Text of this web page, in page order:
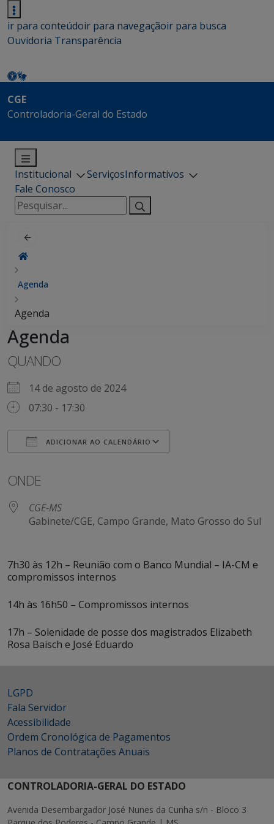
ir para conteúdoir para navegaçãoir para busca
Ouvidoria Transparência
CGE
Controladoria-Geral do Estado
Institucional ServiçosInformativos
Fale Conosco
Pesquisar
por:
Agenda
Agenda
Agenda
QUANDO
14 de agosto de 2024
07:30 - 17:30
ADICIONAR AO CALENDÁRIO
ONDE
CGE-MS
Gabinete/CGE, Campo Grande, Mato Grosso do Sul
7h30 às 12h – Reunião com o Banco Mundial – IA-CM e
compromissos internos
14h às 16h50 – Compromissos internos
17h – Solenidade de posse dos magistrados Elizabeth
Rosa Baisch e José Eduardo
LGPD
Fala Servidor
Acessibilidade
Ordem Cronológica de Pagamentos
Planos de Contratações Anuais
CONTROLADORIA-GERAL DO ESTADO
Avenida Desembargador José Nunes da Cunha s/n - Bloco 3